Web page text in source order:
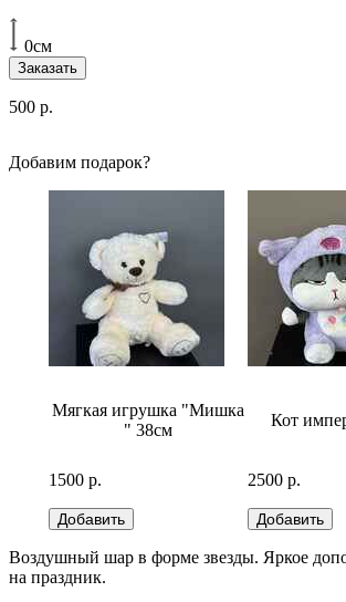
0см
Заказать
500 р.
Добавим подарок?
Мягкая игрушка "Мишка
" 38см
1500 р.
Кот
2500 р.
Воздушный шар в форме звезды. Яркое
на праздник.